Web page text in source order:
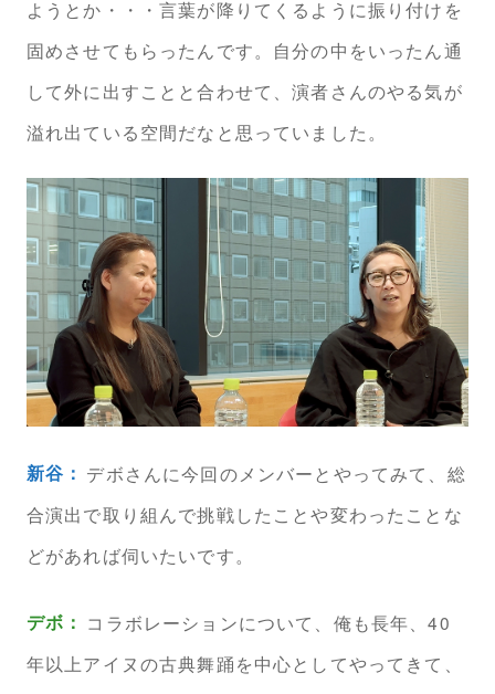
ようとか・・・言葉が降りてくるように振り付けを
固めさせてもらったんです。自分の中をいったん通
して外に出すことと合わせて、演者さんのやる気が
溢れ出ている空間だなと思っていました。
新谷： デボさんに今回のメンバーとやってみて、総
合演出で取り組んで挑戦したことや変わったことな
どがあれば伺いたいです。
デボ： コラボレーションについて、俺も長年、40
年以上アイヌの古典舞踊を中心としてやってきて、